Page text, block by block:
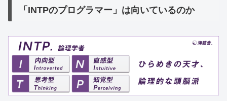
「INTPのプログラマー」は向いているのか